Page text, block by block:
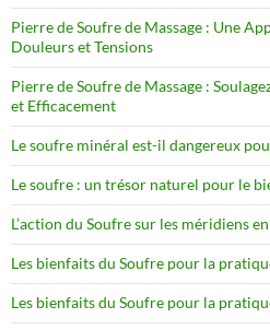
Pierre de Soufre de Massage : Une
Douleurs et Tensions
Pierre de Soufre de Massage :
et Efficacement
Le soufre minéral est-il dangereux
Le soufre : un trésor naturel pour le
L’action du Soufre sur les méridiens
Les bienfaits du Soufre pour la
Les bienfaits du Soufre pour la